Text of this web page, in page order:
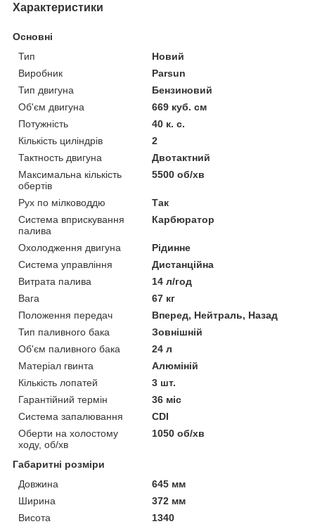
Характеристики
Основні
Тип
Новий
Виробник
Parsun
Тип двигуна
Бензиновий
Об'єм двигуна
669 куб. см
Потужність
40 к. с.
Кількість циліндрів
2
Тактность двигуна
Двотактний
Максимальна кількість
обертів
5500 об/хв
Рух по мілководдю
Так
Система вприскування
палива
Карбюратор
Охолодження двигуна
Рідинне
Система управління
Дистанційна
Витрата палива
14 л/год
Вага
67 кг
Положення передач
Вперед, Нейтраль, Назад
Тип паливного бака
Зовнішній
Об'єм паливного бака
24 л
Матеріал гвинта
Алюміній
Кількість лопатей
3 шт.
Гарантійний термін
36 міс
Система запалювання
CDI
Оберти на холостому
ходу, об/хв
1050 об/хв
Габаритні розміри
Довжина
645 мм
Ширина
372 мм
Висота
1340